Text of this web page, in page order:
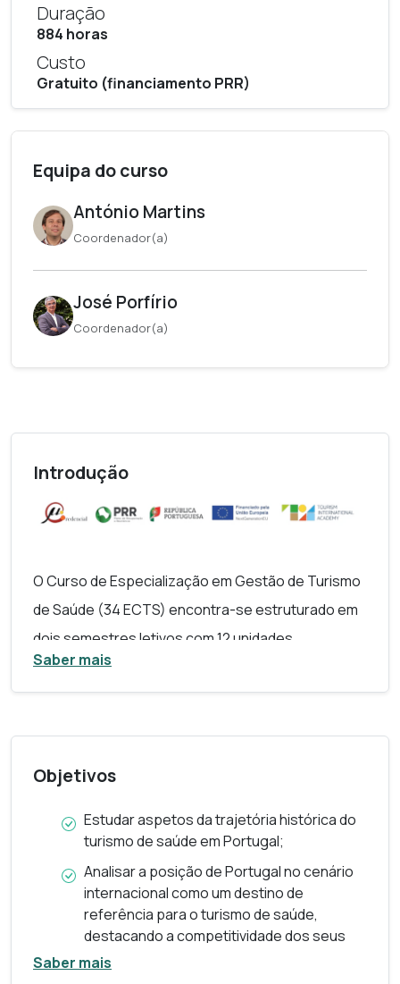
Duração
884 horas
Custo
Gratuito (financiamento PRR)
Equipa do curso
António Martins
Coordenador(a)
José Porfírio
Coordenador(a)
Introdução
OCurso de Especialização em Gestão de Turismo
de Saúde (34 ECTS) encontra-se estruturado em
dois semestres letivos com 12 unidades
curriculares (UC) obrigatórias (30 ECTS),
destinando-se os ECTS remanescentes (4) à
Ambientação ao Contexto doe-learning.
Os conteúdos específicos do curso são os que de
seguida se indicam.
Cada módulo deste curso será igualmente
Saber mais
Objetivos
Estudar aspetos da trajetória histórica do
turismo de saúde em Portugal;
Analisar a posição de Portugal no cenário
internacional como um destino de
referência para o turismo de saúde,
destacando a competitividade dos seus
serviços em diferentes especialidades
Saber mais